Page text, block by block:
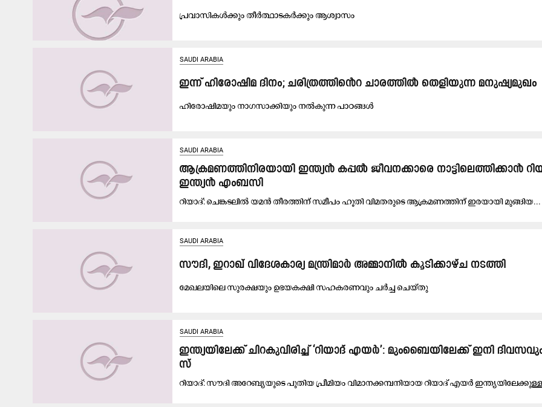
പ്ര​വാ​സി​ക​ൾ​ക്കും തീ​ർ​ത്ഥാ​ട​ക​ർ​ക്കും ആ​ശ്വാ​സം
SAUDI ARABIA
ഇ​ന്ന്​ ഹി​രോ​ഷി​മ ദി​നം; ച​രി​ത്ര​ത്തി​െൻറ ചാ​ര​ത്തി​ൽ തെ​ളി​യു​ന്ന മ​നു​ഷ്യ​മു​ഖം
ഹി​രോ​ഷി​മ​യും നാ​ഗ​സാ​ക്കി​യും ന​ൽ​കു​ന്ന പാ​ഠ​ങ്ങ​ൾ
SAUDI ARABIA
ആ​ക്ര​മ​ണ​ത്തി​നി​ര​യാ​യി ഇ​ന്ത്യ​ൻ ക​പ്പ​ൽ ജീ​വ​ന​ക്കാ​രെ നാ​ട്ടി​ലെ​ത്തി​ക്കാ​ൻ
ഇ​ന്ത്യ​ൻ എം​ബ​സി
റി​യാ​ദ്: ചെ​ങ്ക​ട​ലി​ൽ യ​മ​ൻ തീ​ര​ത്തി​ന് സ​മീ​പം ഹൂ​തി വി​മ​ത​രു​ടെ ആ​ക്ര​മ​ണ​ത്തി​ന് ഇ​ര​യാ​യി മു​ങ്ങി​യ...
SAUDI ARABIA
സൗ​ദി, ഇ​റാ​ഖ് വി​ദേ​ശ​കാ​ര്യ മ​ന്ത്രി​മാ​ർ അ​മ്മാ​നി​ൽ കൂ​ടി​ക്കാ​ഴ്ച ന​ട​ത്തി
മേ​ഖ​ല​യി​ലെ സു​ര​ക്ഷ​യും ഉ​ഭ​യ​ക​ക്ഷി സ​ഹ​ക​ര​ണ​വും ച​ർ​ച്ച ചെ​യ്തു
SAUDI ARABIA
ഇ​ന്ത്യ​യി​ലേ​ക്ക്​ ചി​റ​കു​വി​രി​ച്ച്​ ‘റി​യാ​ദ് എ​യ​ർ​’: മും​ബൈ​യി​ലേ​ക്ക് ഇ​നി
സ്
റി​യാ​ദ്​: സൗ​ദി അ​റേ​ബ്യ​യു​ടെ പു​തി​യ പ്രീ​മി​യം വി​മാ​ന​ക്ക​മ്പ​നി​യാ​യ റി​യാ​ദ് എ​യ​ർ